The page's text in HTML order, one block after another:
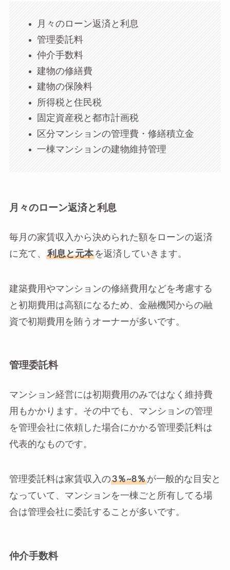
月々のローン返済と利息
管理委託料
仲介手数料
建物の修繕費
建物の保険料
所得税と住民税
固定資産税と都市計画税
区分マンションの管理費・修繕積立金
一棟マンションの建物維持管理
月々のローン返済と利息
毎月の家賃収入から決められた額をローンの返済
に充て、
利息と元本を返済していきます。
建築費用やマンションの修繕費用などを考慮する
と初期費用は高額になるため、金融機関からの融
資で初期費用を賄うオーナーが多いです。
管理委託料
マンション経営には初期費用のみではなく維持費
用もかかります。その中でも、マンションの管理
を管理会社に依頼した場合にかかる管理委託料は
代表的なものです。
管理委託料は家賃収入の3％~8％が一般的な目安と
なっていて、マンションを一棟ごと所有してる場
合は管理会社に委託することが多いです。
仲介手数料